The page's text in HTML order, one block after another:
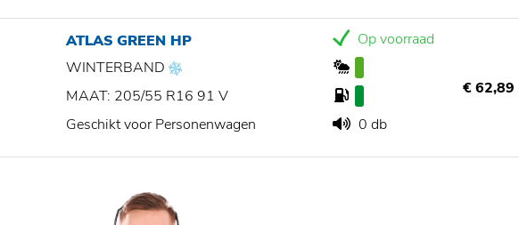
ATLAS GREEN HP
WINTERBAND
MAAT: 205/55 R16 91 V
Geschikt voor Personenwagen
Op voorraad
0 db
€ 62,89